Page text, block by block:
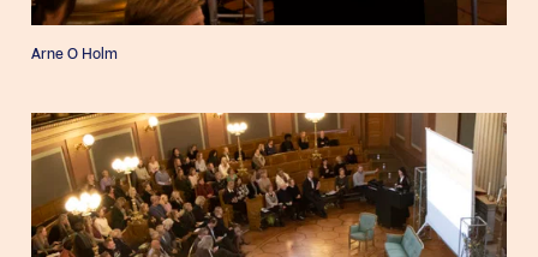
Arne O Holm